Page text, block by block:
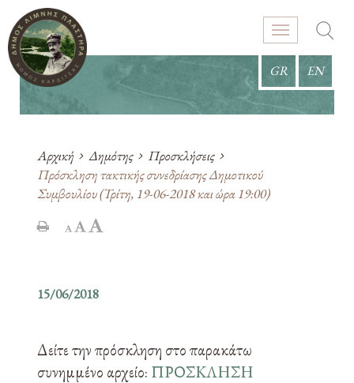
GR EN
Αρχική Δημότης
Προσκλήσεις
Πρόσκληση τακτικής συνεδρίασης Δημοτικού
Συμβουλίου (Τρίτη, 19-06-2018 και ώρα 19:00)
15/06/2018
Δείτε την πρόσκληση στο παρακάτω
συνημμένο αρχείο: ΠΡΟΣΚΛΗΣΗ